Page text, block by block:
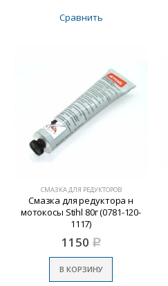
Сравнить
СМАЗКА ДЛЯ РЕДУКТОРОВ
Смазка для редуктора н
мотокосы Stihl 80г (0781-120-
1117)
1150 Р
В КОРЗИНУ